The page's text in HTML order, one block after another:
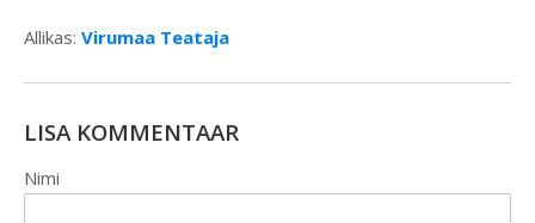
Allikas: Virumaa Teataja
LISA KOMMENTAAR
Nimi